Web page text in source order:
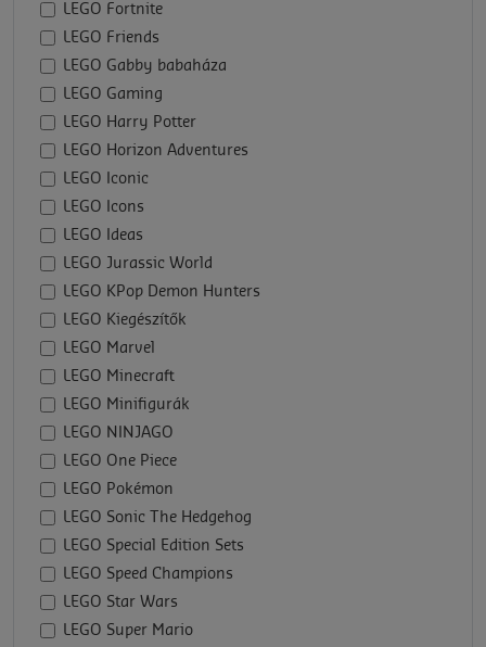
LEGO Fortnite
LEGO Friends
LEGO Gabby babaháza
LEGO Gaming
LEGO Harry Potter
LEGO Horizon Adventures
LEGO Iconic
LEGO Icons
LEGO Ideas
LEGO Jurassic World
LEGO KPop Demon Hunters
LEGO Kiegészítők
LEGO Marvel
LEGO Minecraft
LEGO Minifigurák
LEGO NINJAGO
LEGO One Piece
LEGO Pokémon
LEGO Sonic The Hedgehog
LEGO Special Edition Sets
LEGO Speed Champions
LEGO Star Wars
LEGO Super Mario